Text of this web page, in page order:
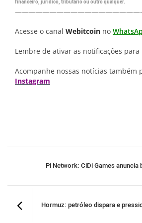
financeiro, jurídico, tributário ou outro qualquer.
Acesse o canal Webitcoin no
Lembre de ativar as notificações
Acompanhe nossas notícias também
Instagram
Pi Network: CiDi Games anuncia
Hormuz: petróleo dispara e